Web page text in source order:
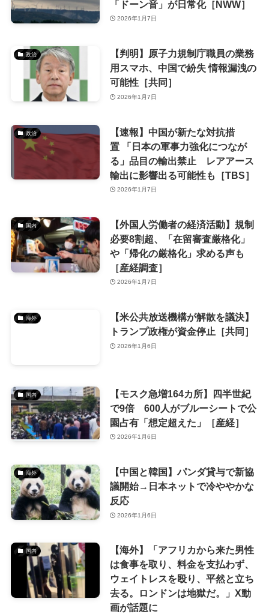
「ドーン音」が日常化［NWW］
2026年1月7日
政治
【判明】原子力規制庁職員の業務
用スマホ、中国で紛失 情報漏洩の
可能性［共同］
2026年1月7日
政治
【速報】中国が新たな対抗措
置 「日本の軍事力強化につなが
る」品目の輸出禁止 レアアース
輸出に影響出る可能性も［TBS］
2026年1月7日
国内
【外国人労働者の経済活動】規制
必要8割超、「在留審査厳格化」
や「帰化の厳格化」求める声も
［産経調査］
2026年1月7日
海外
【米公共放送機構が解散を議決】
トランプ政権が資金停止［共同］
2026年1月6日
国内
【モスク急増164カ所】四半世紀
で9倍 600人がブルーシートで公
園占有「想定超えた」［産経］
2026年1月6日
海外
【中国と韓国】パンダ貸与で新協
議開始→日本ネットで冷ややかな
反応
2026年1月6日
国内
【海外】「アフリカから来た男性
は食事を取り、料金を支払わず、
ウェイトレスを殴り、平然と立ち
去る。ロンドンは地獄だ。」X動
画が話題に